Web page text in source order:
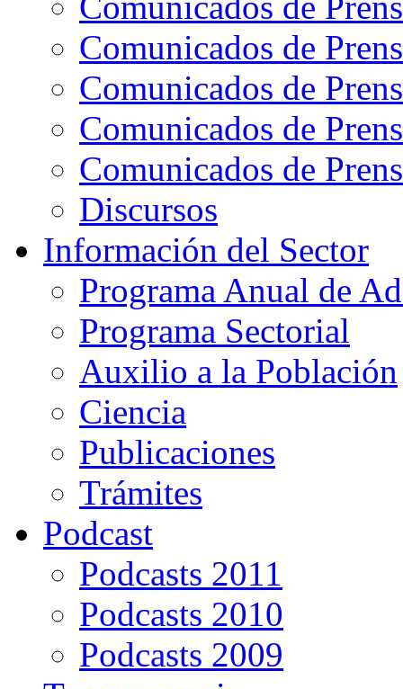
Comunicados de
Comunicados de
Comunicados de
Comunicados de
Discursos
Información del Sector
Programa Anual de
Programa Sectorial
Auxilio a la Población
Ciencia
Publicaciones
Trámites
Podcast
Podcasts 2011
Podcasts 2010
Podcasts 2009